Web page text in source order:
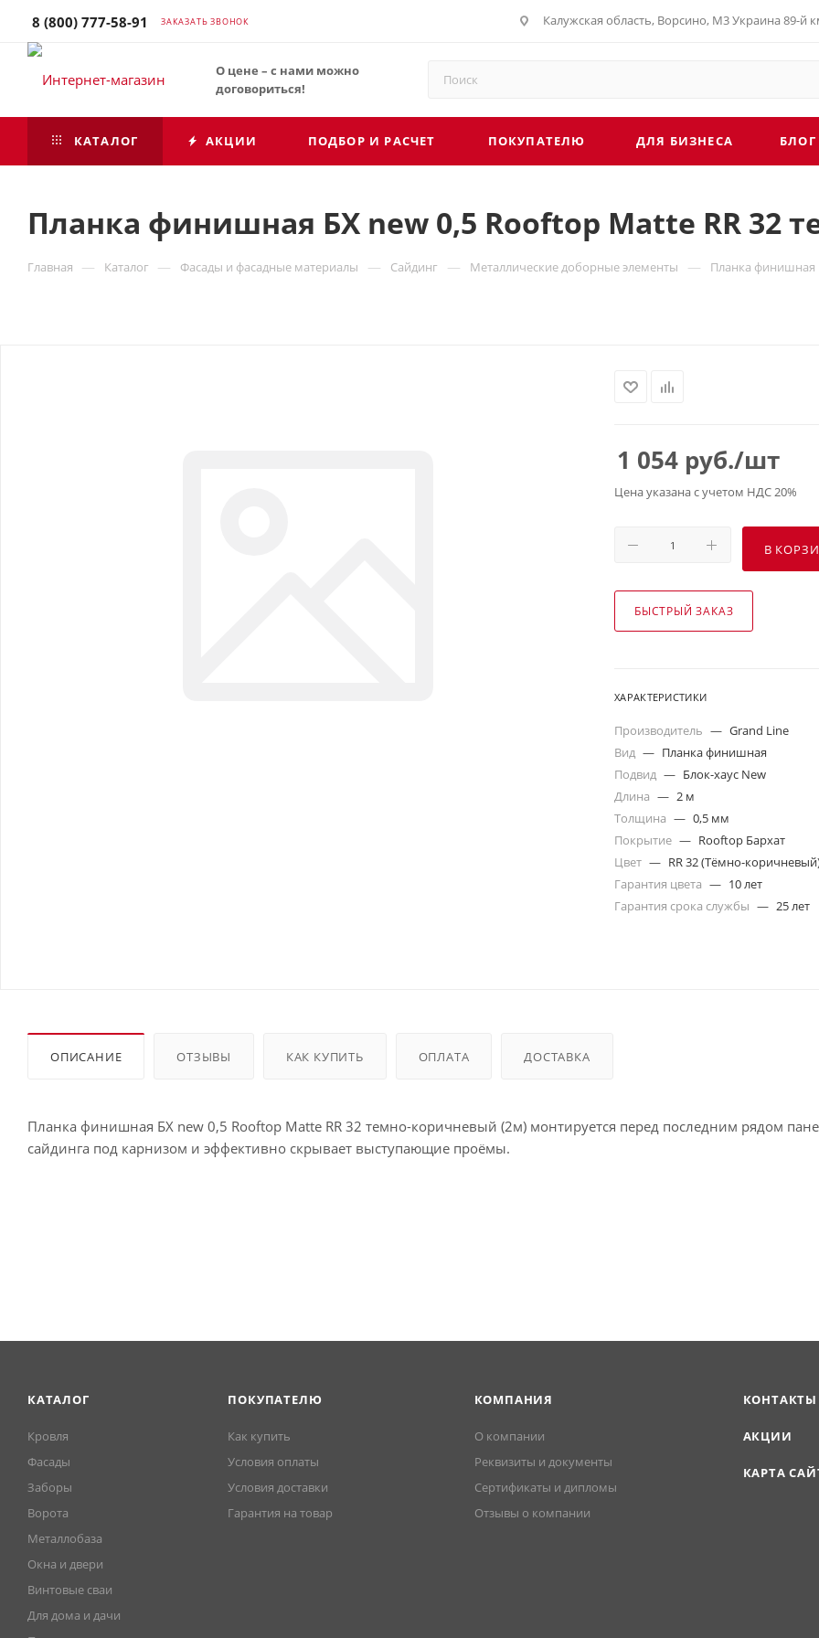
8 (800) 777-58-91 ЗАКАЗАТЬ ЗВОНОК Калужская область, Ворсино, М3 Украина 89-й
О цене – с нами можно
договориться!
КАТАЛОГ АКЦИИ ПОДБОР И РАСЧЕТ ПОКУПАТЕЛЮ ДЛЯ БИЗНЕСА БЛОГ
Планка финишная БХ new 0,5 Rooftop Matte RR 32
Главная — Каталог — Фасады и фасадные материалы — Сайдинг — Металлические доборные элементы — Планка финишная
1 054 руб./шт
Цена указана с учетом НДС 20%
В
БЫСТРЫЙ ЗАКАЗ
ХАРАКТЕРИСТИКИ
Производитель — Grand Line
Вид — Планка финишная
Подвид — Блок-хаус New
Длина — 2 м
Толщина — 0,5 мм
Покрытие — Rooftop Бархат
Цвет — RR 32 (Тёмно-
Гарантия цвета — 10 лет
Гарантия срока службы — 25 лет
ОПИСАНИЕ ОТЗЫВЫ КАК КУПИТЬ ОПЛАТА ДОСТАВКА
Планка финишная БХ new 0,5 Rooftop Matte RR 32 темно-коричневый (2м) монтируется перед последним рядом
сайдинга под карнизом и эффективно скрывает выступающие проёмы.
КАТАЛОГ
Кровля
Фасады
Заборы
Ворота
Металлобаза
Окна и двери
Винтовые сваи
Для дома и дачи
ПОКУПАТЕЛЮ
Как купить
Условия оплаты
Условия доставки
Гарантия на товар
КОМПАНИЯ
О компании
Реквизиты и документы
Сертификаты и дипломы
Отзывы о компании
КОНТАКТЫ
АКЦИИ
КАРТА